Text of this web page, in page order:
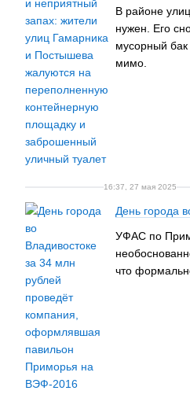
В районе
нужен. Его
мусорный
мимо.
16:37, 27 мая 2025
День города
УФАС по
что